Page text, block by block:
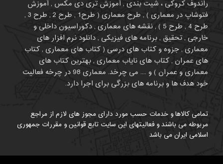
راندوف کروکی ، شیت بندی , آموزش تری دی مکس , آموزش
فتوشاپ در معماری ) , طرح معماری ( طرح1 , طرح 2 , طرح 3 ,
طرح 4 , طرح 5 ) , نقشه های معماری , دکوراسیون داخلی و
خارجی , تحقیق , برنامه های فیزیکی , دانلود نرم افزار های
معماری , جزوه و کتاب های درسی ( کتاب های معماری , کتاب
های عمران , کتاب های نایاب معماری , بهترین کتاب های
معماری و عمران ) و .... می چرخد. معماری 98 در چرخه فعالیت
خود هدف ها و برنامه های بزرگی برای اجرا دارد.
تمامی کالاها و خدمات حسب مورد دارای مجوز های لازم از مراجع
مربوطه می باشند و فعالیتهای این سایت تابع قوانین و مقررات جمهوری
اسلامی ایران می باشد